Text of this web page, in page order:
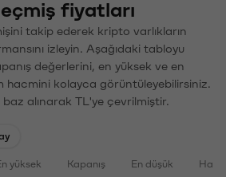
fiyatları
takip ederek kripto varlıkların
izleyin. Aşağıdaki tabloyu
değerlerini, en yüksek ve en
hacmini kolayca görüntüleyebilirsiniz.
alınarak TL'ye çevrilmiştir.
yüksek Kapanış En düşük